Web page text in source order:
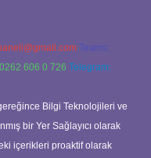
Teams:
606 0 726 Telegram:
Bilgi Teknolojileri ve
bir Yer Sağlayıcı olarak
içerikleri proaktif olarak